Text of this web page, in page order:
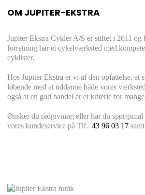
OM JUPITER-EKSTRA
Jupiter Ekstra Cykler A/S er stiftet i 2011
forretning har et cykelværksted med
cyklister.
Hos Jupiter Ekstra er vi af den opfattelse,
løbende med at uddanne både vores
også at en god handel er et kriterie for
Ønsker du rådgivning eller har du
vores kundeservice på Tlf.: 43 96 03 17